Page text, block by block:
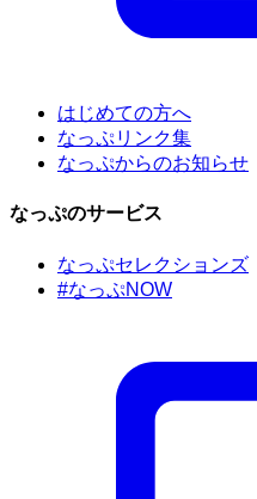
はじめての方へ
なっぷリンク集
なっぷからのお知らせ
なっぷのサービス
なっぷセレクションズ
#なっぷNOW